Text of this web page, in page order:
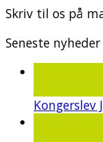
Skriv til os på
Seneste nyheder
Kongerslev